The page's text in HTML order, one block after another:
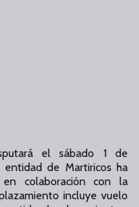
el sábado 1 de
de Martiricos ha
en colaboración con la
incluye vuelo